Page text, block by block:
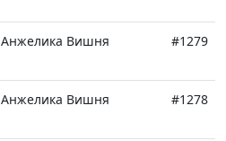
Анжелика Вишня #1279
Анжелика Вишня #1278